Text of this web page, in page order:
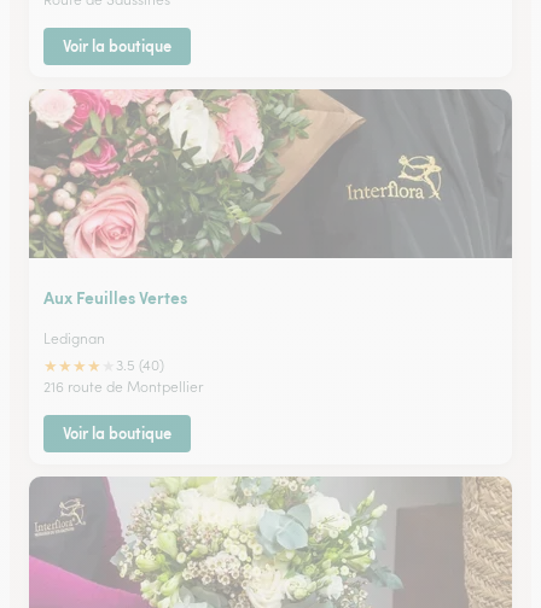
Voir la boutique
Aux Feuilles Vertes
Ledignan
★★★★
3.5 (40)
216 route de Montpellier
Voir la boutique